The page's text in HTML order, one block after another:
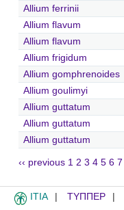
Allium ferrinii
Allium flavum
Allium flavum
Allium frigidum
Allium gomphrenoides
Allium goulimyi
Allium guttatum
Allium guttatum
Allium guttatum
‹‹ previous 1 2 3 4 5 6 7
ITIA ΤΥΠΠΕΡ